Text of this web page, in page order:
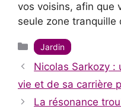
vos voisins, afin que
seule zone
Catégories
Jardin
Nicolas Sarkozy
vie et de sa carrière
La résonance